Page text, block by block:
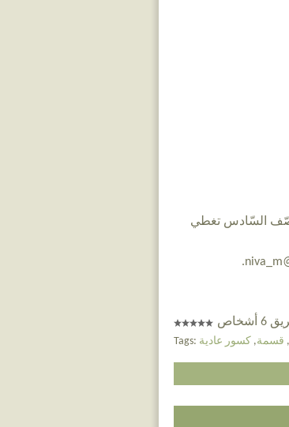
السّادس تغطي
Tags: , قسمة, كسور عادية